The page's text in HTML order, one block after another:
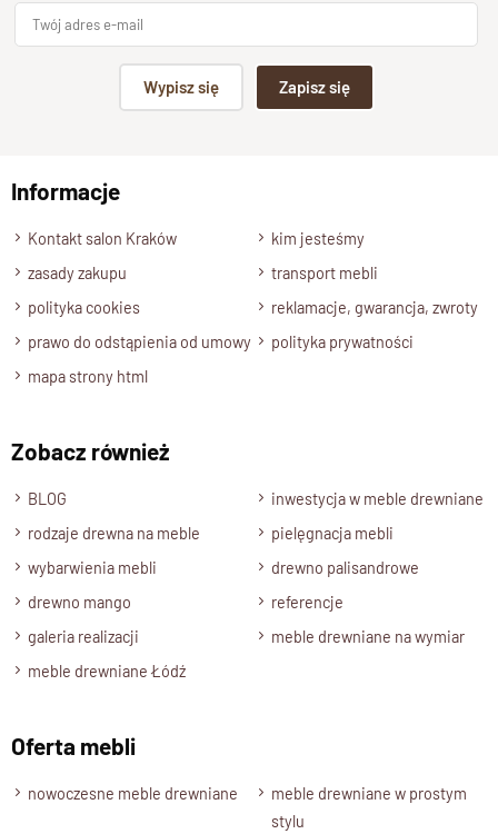
Wymiary i funkcjonalność
szerokość:70 cm
wysokość:68 cm
Kompaktowy rozmiar i klasyczna forma sprawiają, że
ale i bardzo praktyczna.
Szafka drewniana na nóżkach –
wiele zastosowań
Ta niskaszafka drewniana na nóżkach
jakoszafka nocna
praktyczna szafka w przedpokoju.
wpasuje się zarówno w klasyczne, jak i orientalne aranżacje.
Dlaczego warto wybrać tę model?
lite drewno palisandrowe – trwałość na lata,
funkcjonalność – szafka nocna, pomocnik do salonu lub
Podpis
Wyślij opinię
Wypisz się Zapisz się
Informacje
Kontakt salon Kraków
kim jesteśmy
zasady zakupu
transport mebli
polityka cookies
reklamacje, gwarancja, zwroty
prawo do odstąpienia od umowy
polityka prywatności
mapa strony html
Zobacz również
BLOG
inwestycja w meble drewniane
rodzaje drewna na meble
pielęgnacja mebli
wybarwienia mebli
drewno palisandrowe
drewno mango
referencje
galeria realizacji
meble drewniane na wymiar
meble drewniane Łódź
Oferta mebli
nowoczesne meble drewniane
meble drewniane w prostym
stylu